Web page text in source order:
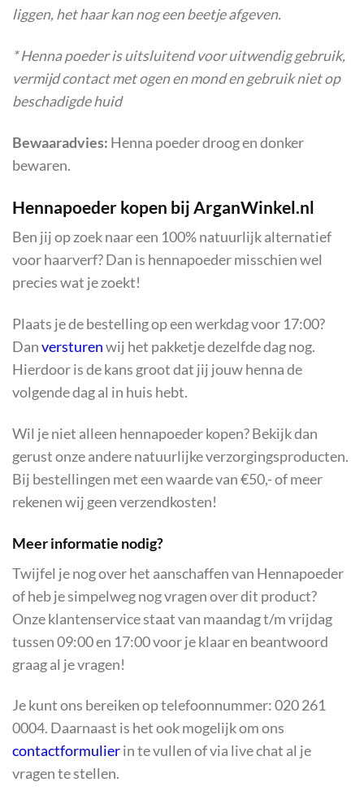
liggen, het haar kan nog een beetje afgeven.
* Henna poeder is uitsluitend voor uitwendig gebruik,
vermijd contact met ogen en mond en gebruik niet op
beschadigde huid
Bewaaradvies: Henna poeder droog en donker
bewaren.
Hennapoeder kopen bij ArganWinkel.nl
Ben jij op zoek naar een 100% natuurlijk alternatief
voor haarverf? Dan is hennapoeder misschien wel
precies wat je zoekt!
Plaats je de bestelling op een werkdag voor 17:00?
Danversturenwij het pakketje dezelfde dag nog.
Hierdoor is de kans groot dat jij jouw henna de
volgende dag al in huis hebt.
Wil je niet alleen hennapoeder kopen? Bekijk dan
gerust onze andere natuurlijke verzorgingsproducten.
Bij bestellingen met een waarde van €50,- of meer
rekenen wij geen verzendkosten!
Meer informatie nodig?
Twijfel je nog over het aanschaffen van Hennapoeder
of heb je simpelweg nog vragen over dit product?
Onze klantenservice staat van maandag t/m vrijdag
tussen 09:00 en 17:00 voor je klaar en beantwoord
graag al je vragen!
Je kunt ons bereiken op telefoonnummer: 020 261
0004. Daarnaast is het ook mogelijk om ons
contactformulierin te vullen of via live chat al je
vragen te stellen.